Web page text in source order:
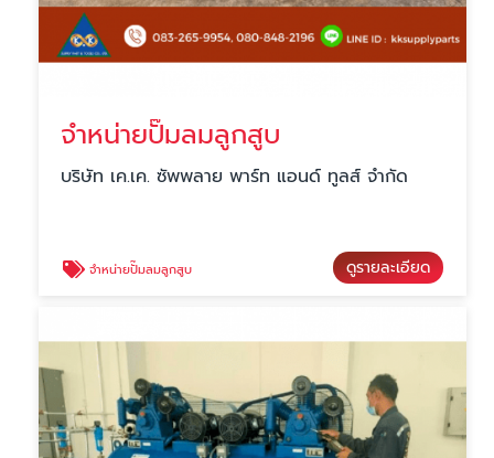
จำหน่ายปั๊มลมลูกสูบ
บริษัท เค.เค. ซัพพลาย พาร์ท แอนด์ ทูลส์ จำกัด
จำหน่ายปั๊มลมลูกสูบ ดูรายละเอียด